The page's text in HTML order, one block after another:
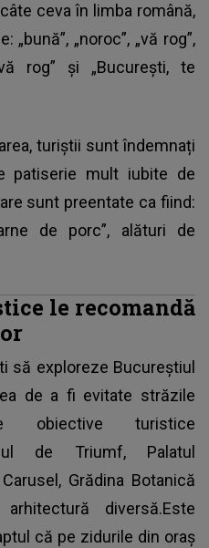
ceva în limba română,
„noroc”, „vă rog”,
rog” şi „Bucureşti, te
turiștii sunt îndemnați
patiserie mult iubite de
sunt preentate ca fiind:
de porc”, alături de
le recomandă
să exploreze Bucureștiul
de a fi evitate străzile
obiective turistice
de Triumf, Palatul
Grădina Botanică
diversă.Este
că pe zidurile din oraş